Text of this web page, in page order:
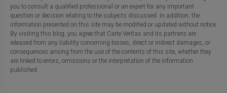
you to consult a qualified professional or an expert for any important
question or decision relating to the subjects discussed. In addition, the
information presented on this site may be modified or updated without notice.
By visiting this blog, you agree that Carte Veritas and its partners are
released from any liability concerning losses, direct or indirect damages, or
consequences arising from the use of the contents of this site, whether they
are linked to errors, omissions or the interpretation of the information
published.